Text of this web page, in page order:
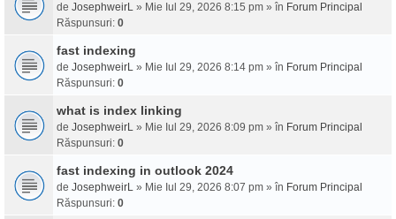
de JosephweirL » Mie Iul 29, 2026 8:15 pm » în Forum Principal
Răspunsuri: 0
fast indexing
de JosephweirL » Mie Iul 29, 2026 8:14 pm » în Forum Principal
Răspunsuri: 0
what is index linking
de JosephweirL » Mie Iul 29, 2026 8:09 pm » în Forum Principal
Răspunsuri: 0
fast indexing in outlook 2024
de JosephweirL » Mie Iul 29, 2026 8:07 pm » în Forum Principal
Răspunsuri: 0